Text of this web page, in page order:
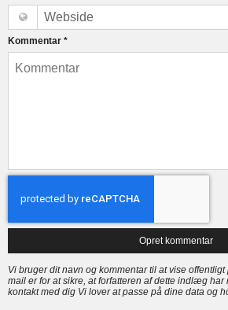
Kommentar *
Opret kommentar
Vi bruger dit navn og kommentar til at vise
mail er for at sikre, at forfatteren af dette indlæg har
kontakt med dig Vi lover at passe på dine data og